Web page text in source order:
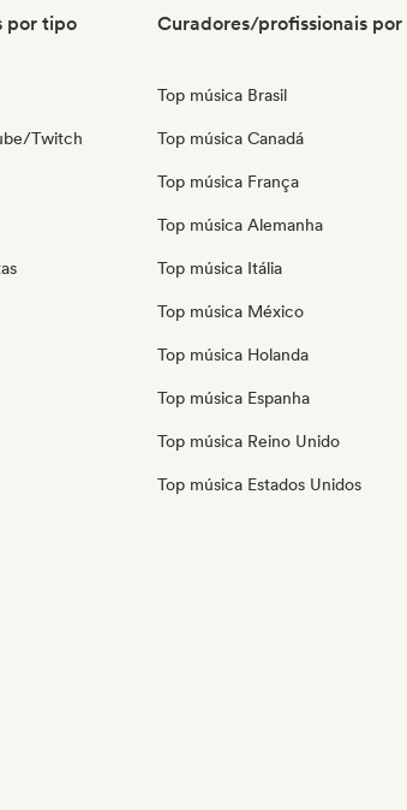
por tipo
Twitch
Curadores/profissionais por
Top música Brasil
Top música Canadá
Top música França
Top música Alemanha
Top música Itália
Top música México
Top música Holanda
Top música Espanha
Top música Reino Unido
Top música Estados Unidos